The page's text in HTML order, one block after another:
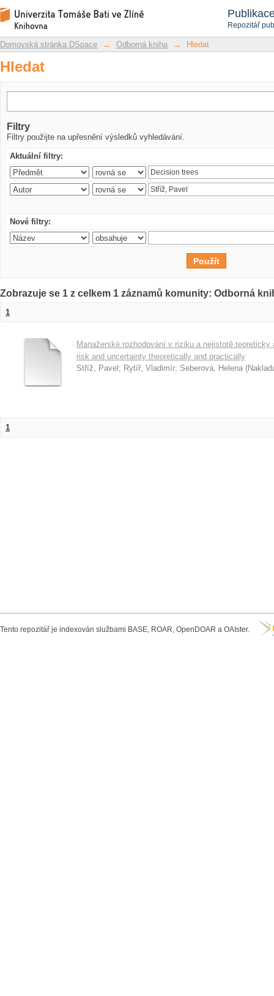
Repozitář
Hledat
Repozitář DSpace/Manakin
Domovská stránka DSpace → Odborná kniha → Hledat
Hledat
Filtry
Filtry použijte na upřesnění výsledků vyhledávání.
Aktuální filtry:
Nové filtry:
Zobrazuje se 1 z celkem 1 záznamů komunity: Odborná
1
Manažerské rozhodování v riziku a nejistotě
risk and uncertainty theoretically and practically
Stříž, Pavel ; Rytíř, Vladimír; Seberová, Helena (
1
Tento repozitář je indexován službami BASE, ROAR, OpenDOAR a OAIster.